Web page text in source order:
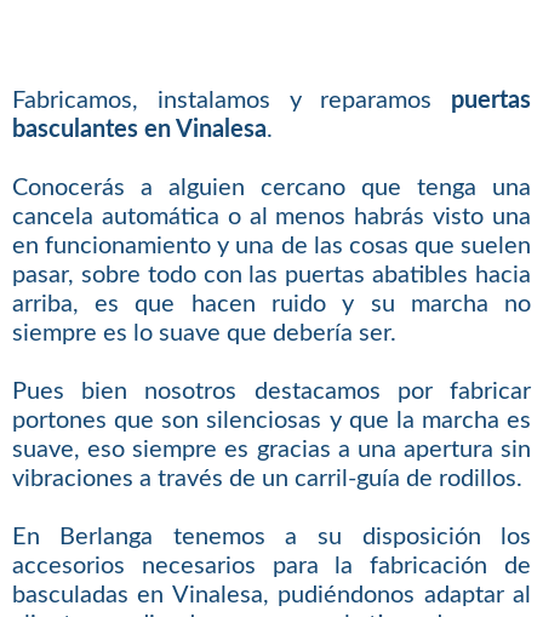
Fabricamos, instalamos y reparamos puertas
basculantes en Vinalesa.
Conocerás a alguien cercano que tenga una
cancela automática o al menos habrás visto una
en funcionamiento y una de las cosas que suelen
pasar, sobre todo con las puertas abatibles hacia
arriba, es que hacen ruido y su marcha no
siempre es lo suave que debería ser.
Pues bien nosotros destacamos por fabricar
portones que son silenciosas y que la marcha es
suave, eso siempre es gracias a una apertura sin
vibraciones a través de un carril-guía de rodillos.
En Berlanga tenemos a su disposición los
accesorios necesarios para la fabricación de
basculadas en Vinalesa, pudiéndonos adaptar al